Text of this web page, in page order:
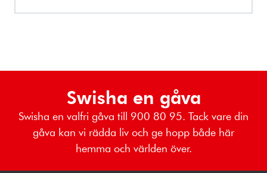
Swisha en gåva
Swisha en valfri gåva till 900 80 95. Tack vare din
gåva kan vi rädda liv och ge hopp både här
hemma och världen över.